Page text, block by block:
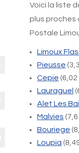
Voici la liste
plus proches
Postale
Limoux
Pieusse
Cepie (6,02
Lauraguel
Alet Les
Malvies
Bouriege
Loupia